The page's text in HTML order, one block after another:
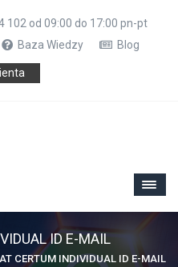
102 od 09:00 do 17:00 pn-pt
Baza Wiedzy Blog
ID E-MAIL
CERTUM INDIVIDUAL ID E-MAIL